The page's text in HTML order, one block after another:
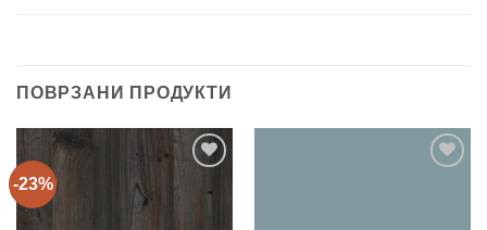
ПОВРЗАНИ ПРОДУКТИ
-23%
wishlist